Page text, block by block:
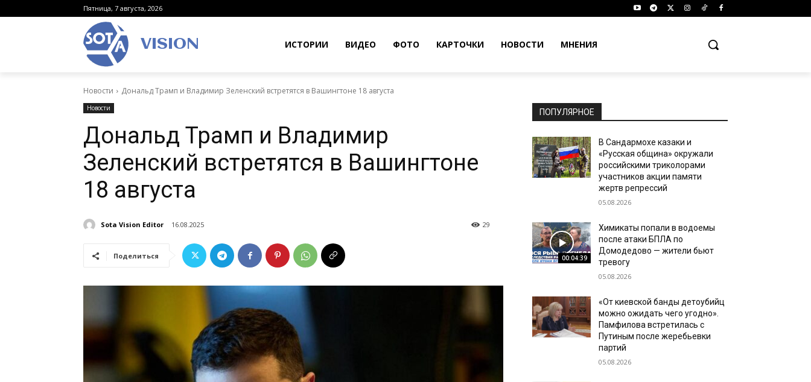
Пятница, 7 августа, 2026
VISION ИСТОРИИ ВИДЕО ФОТО КАРТОЧКИ НОВОСТИ МНЕНИЯ
Новости Дональд Трамп и Владимир Зеленский встретятся в Вашингтоне 18 августа
Новости
Дональд Трамп и Владимир
Зеленский встретятся в Вашингтоне
18 августа
Sota Vision Editor 16.08.2025 29
Поделиться
ПОПУЛЯРНОЕ
В Сандармохе казаки и
«Русская община» окружали
российскими триколорами
участников акции памяти
жертв репрессий
05.08.2026
00:04:39
Химикаты попали в водоемы
после атаки БПЛА по
Домодедово — жители бьют
тревогу
05.08.2026
«От киевской банды детоубийц
можно ожидать чего угодно».
Памфилова встретилась с
Путиным после жеребьевки
партий
05.08.2026